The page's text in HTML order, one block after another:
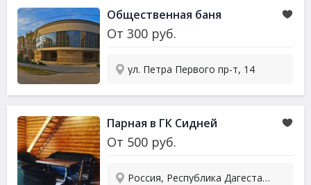
Общественная баня
От300 руб.
ул. Петра Первого пр-т, 14
Парная в ГК Сидней
От 500 руб.
Россия, Республика Дагестан, городской округ Махачкала, микрорайон Караман-6